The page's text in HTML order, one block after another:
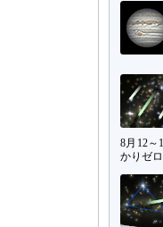
8月12～
かりゼ